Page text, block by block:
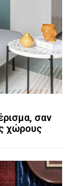
σαν
χώρους